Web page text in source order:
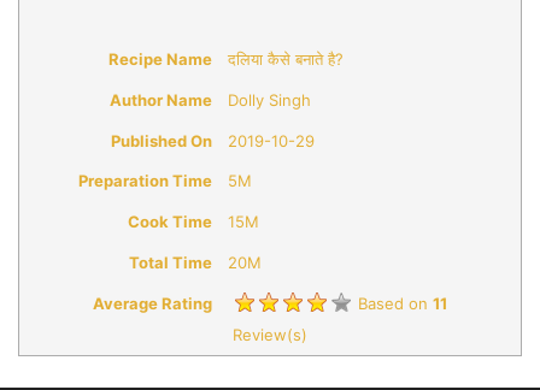
Recipe Name दलिया कैसे बनाते है?
Author Name Dolly Singh
Published On 2019-10-29
Preparation Time 5M
Cook Time 15M
Total Time 20M
Average Rating Based on 11
Review(s)